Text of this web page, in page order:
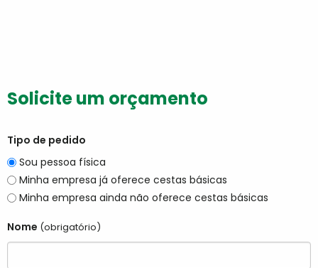
Solicite um orçamento
Tipo de pedido
Sou pessoa física
Minha empresa já oferece cestas básicas
Minha empresa ainda não oferece cestas básicas
Nome (obrigatório)